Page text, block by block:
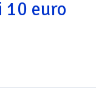
10 euro